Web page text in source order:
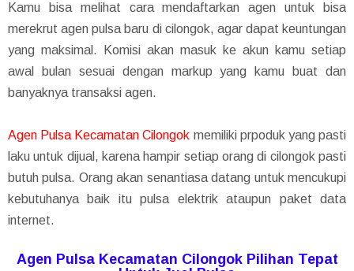
Kamu bisa melihat cara mendaftarkan agen untuk bisa
merekrut agen pulsa baru di cilongok, agar dapat keuntungan
yang maksimal. Komisi akan masuk ke akun kamu setiap
awal bulan sesuai dengan markup yang kamu buat dan
banyaknya transaksi agen.
Agen Pulsa Kecamatan Cilongok memiliki prpoduk yang pasti
laku untuk dijual, karena hampir setiap orang di cilongok pasti
butuh pulsa. Orang akan senantiasa datang untuk mencukupi
kebutuhanya baik itu pulsa elektrik ataupun paket data
internet.
Agen Pulsa Kecamatan Cilongok Pilihan Tepat